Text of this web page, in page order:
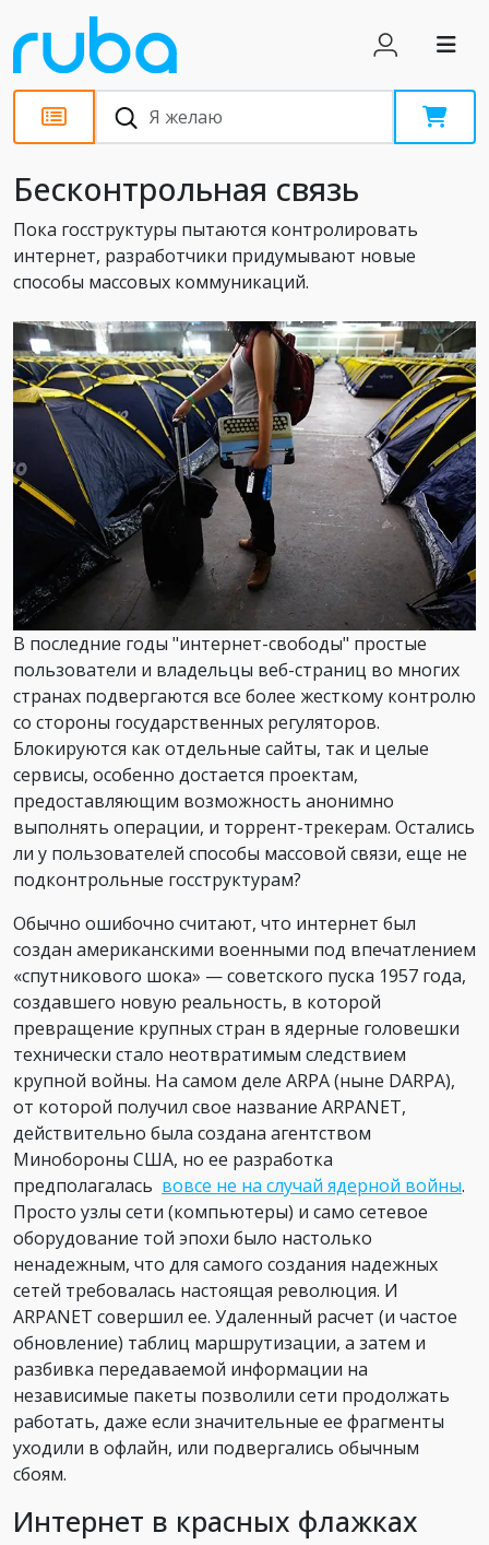
Статьи
Бесконтрольная связь
Пока госструктуры пытаются контролировать
интернет, разработчики придумывают новые
способы массовых коммуникаций.
В последние годы "интернет-свободы" простые
пользователи и владельцы веб-страниц во многих
странах подвергаются все более жесткому контролю
со стороны государственных регуляторов.
Блокируются как отдельные сайты, так и целые
сервисы, особенно достается проектам,
предоставляющим возможность анонимно
выполнять операции, и торрент-трекерам. Остались
ли у пользователей способы массовой связи, еще не
подконтрольные госструктурам?
Обычно ошибочно считают, что интернет был
создан американскими военными под впечатлением
«спутникового шока» — советского пуска 1957 года,
создавшего новую реальность, в которой
превращение крупных стран в ядерные головешки
технически стало неотвратимым следствием
крупной войны. На самом деле ARPA (ныне DARPA),
от которой получил свое название ARPANET,
действительно была создана агентством
Минобороны США, но ее разработка
предполагалась вовсе не на случай ядерной войны.
Просто узлы сети (компьютеры) и само сетевое
оборудование той эпохи было настолько
ненадежным, что для самого создания надежных
сетей требовалась настоящая революция. И
ARPANET совершил ее. Удаленный расчет (и частое
обновление) таблиц маршрутизации, а затем и
разбивка передаваемой информации на
независимые пакеты позволили сети продолжать
работать, даже если значительные ее фрагменты
уходили в офлайн, или подвергались обычным
сбоям.
Интернет в красных флажках